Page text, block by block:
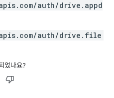
auth/drive.appd
auth/drive.file
었나요?